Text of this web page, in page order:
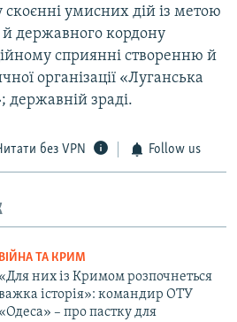
скоєнні умисних дій із метою
державного кордону
сприянні створенню й
організації «Луганська
державній зраді.
без VPN Follow us
ВІЙНА ТА КРИМ
«Для них із Кримом розпочнеться
історія»: командир ОТУ
«Одеса» – про пастку для